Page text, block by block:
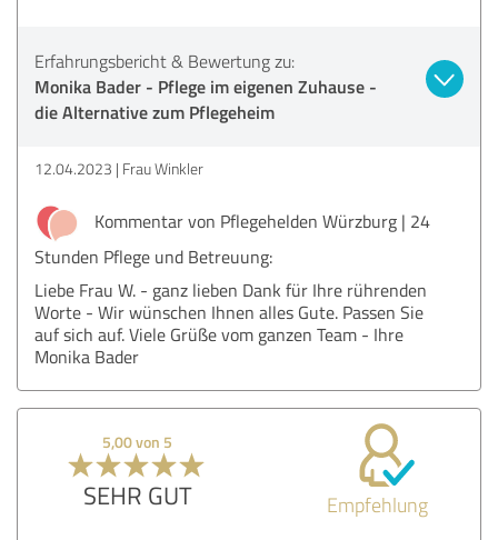
Erfahrungsbericht & Bewertung zu:
Monika Bader - Pflege im eigenen Zuhause -
die Alternative zum Pflegeheim
12.04.2023 Frau Winkler
Kommentar von Pflegehelden Würzburg | 24
Stunden Pflege und Betreuung:
Liebe Frau W. - ganz lieben Dank für Ihre rührenden
Worte - Wir wünschen Ihnen alles Gute. Passen Sie
auf sich auf. Viele Grüße vom ganzen Team - Ihre
Monika Bader
5,00 von 5
SEHR GUT Empfehlung